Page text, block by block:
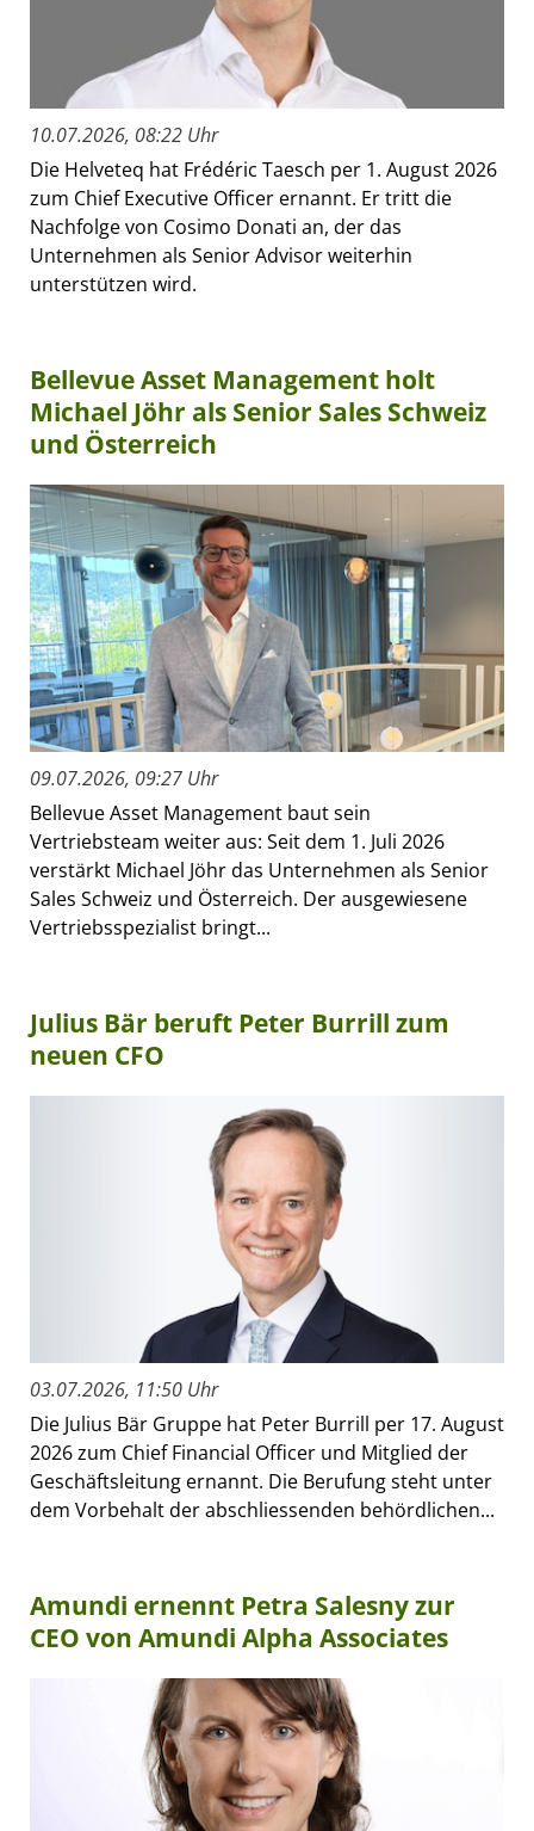
10.07.2026, 08:22 Uhr
Die Helveteq hat Frédéric Taesch per 1. August 2026
zum Chief Executive Officer ernannt. Er tritt die
Nachfolge von Cosimo Donati an, der das
Unternehmen als Senior Advisor weiterhin
unterstützen wird.
Bellevue Asset Management holt
Michael Jöhr als Senior Sales Schweiz
und Österreich
09.07.2026, 09:27 Uhr
Bellevue Asset Management baut sein
Vertriebsteam weiter aus: Seit dem 1. Juli 2026
verstärkt Michael Jöhr das Unternehmen als Senior
Sales Schweiz und Österreich. Der ausgewiesene
Vertriebsspezialist bringt...
Julius Bär beruft Peter Burrill zum
neuen CFO
03.07.2026, 11:50 Uhr
Die Julius Bär Gruppe hat Peter Burrill per 17. August
2026 zum Chief Financial Officer und Mitglied der
Geschäftsleitung ernannt. Die Berufung steht unter
dem Vorbehalt der abschliessenden behördlichen...
Amundi ernennt Petra Salesny zur
CEO von Amundi Alpha Associates